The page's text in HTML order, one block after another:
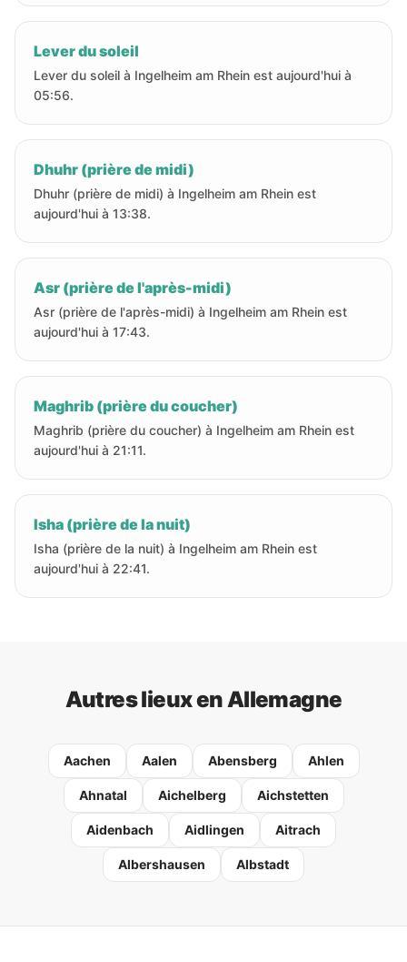
Lever du soleil
Lever du soleil à Ingelheim am Rhein est aujourd'hui à
05:56.
Dhuhr (prière de midi)
Dhuhr (prière de midi) à Ingelheim am Rhein est
aujourd'hui à 13:38.
Asr (prière de l'après-midi)
Asr (prière de l'après-midi) à Ingelheim am Rhein est
aujourd'hui à 17:43.
Maghrib (prière du coucher)
Maghrib (prière du coucher) à Ingelheim am Rhein est
aujourd'hui à 21:11.
Isha (prière de la nuit)
Isha (prière de la nuit) à Ingelheim am Rhein est
aujourd'hui à 22:41.
Autres lieux en Allemagne
Aachen Aalen Abensberg Ahlen
Ahnatal Aichelberg Aichstetten
Aidenbach Aidlingen Aitrach
Albershausen Albstadt